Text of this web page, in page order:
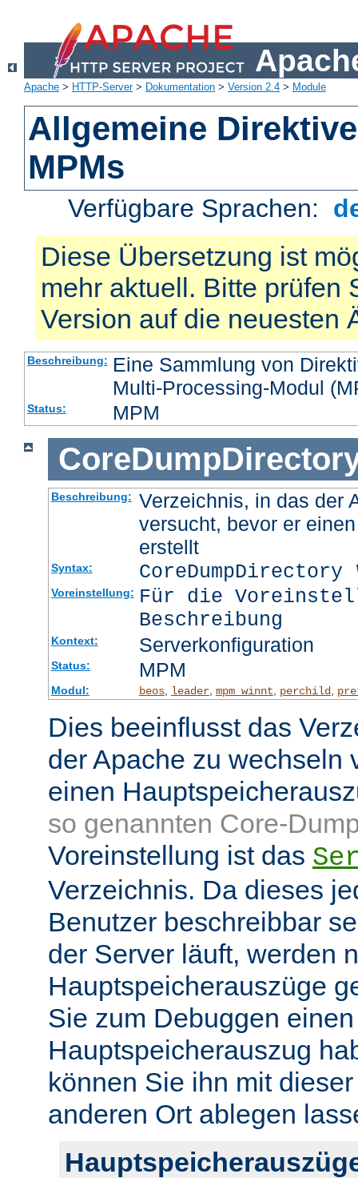
Apache > HTTP-Server> Dokumentation > Version 2.4 > Module
Allgemeine
MPMs
Verfügbare Sprachen:
Diese Übersetzung ist
mehr aktuell. Bitte prüfen
Version auf die neuesten
Beschreibung: Eine Sammlung von
Multi-Processing-Modul
Status: MPM
Beschreibung:
Verzeichnis, in das der
versucht, bevor er
erstellt
Syntax: CoreDumpDirectory
Voreinstellung: Für die
Beschreibung
Kontext: Serverkonfiguration
Status: MPM
Modul: beos, leader, mpm_winnt perchild,
Dies beeinflusst das
der Apache zu wechseln
einen
so genannten Core-
Voreinstellung ist das
Verzeichnis. Da dieses
Benutzer beschreibbar
der Server läuft, werden
Hauptspeicherauszüge
Sie zum Debuggen einen
Hauptspeicherauszug
können Sie ihn mit
anderen Ort ablegen